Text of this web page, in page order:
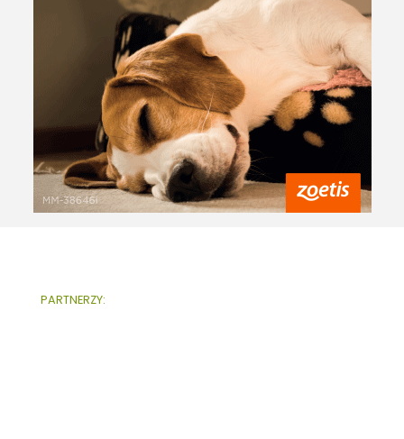
PARTNERZY: